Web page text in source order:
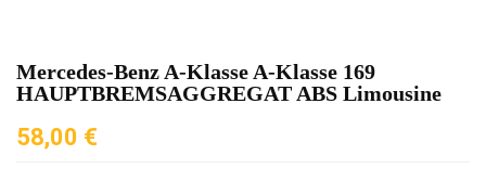
Mercedes-Benz A-Klasse A-Klasse 169
HAUPTBREMSAGGREGAT ABS Limousine
58,00 €